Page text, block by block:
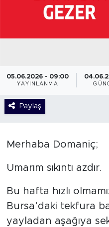
05.06.2026 - 09:00
YAYINLANMA
Paylaş
Merhaba Domaniç;
Umarım sıkıntı azdır.
Bu hafta hızlı
Bursa’daki tekfura
yayladan aşağıya